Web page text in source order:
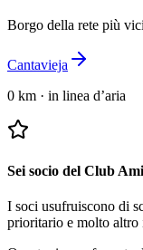
Borgo della rete più
Cantavieja
0 km · in linea d’aria
Sei socio del Club
I soci usufruiscono di
prioritario e molto